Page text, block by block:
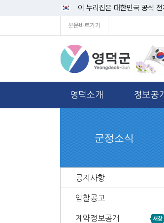
이 누리집은 대한민국 공식
본문바로가기
영덕소개 정보공
군정소식
공지사항
입찰공고
계약정보공개